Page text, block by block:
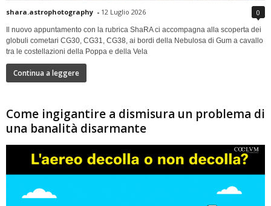
shara.astrophotography - 12 Luglio 2026 0
Il nuovo appuntamento con la rubrica ShaRA ci accompagna alla scoperta dei
globuli cometari CG30, CG31, CG38, ai bordi della Nebulosa di Gum a cavallo
tra le costellazioni della Poppa e della Vela
Continua a leggere
Come ingigantire a dismisura un problema di
una banalità disarmante